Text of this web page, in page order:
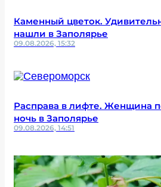
Каменный цветок.
нашли в Заполярье
09.08.2026, 15:32
Расправа в лифте. Женщина
ночь в Заполярье
09.08.2026, 14:51